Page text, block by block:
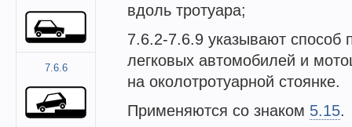
вдоль тротуара;
7.6.2-7.6.9 указывают способ
легковых автомобилей и
на околотротуарной стоянке.
Применяются со знаком 5.15.
7.6.6